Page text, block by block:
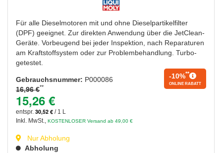
Für alle Dieselmotoren mit und ohne Dieselpartikelfilter
(DPF) geeignet. Zur direkten Anwendung über die JetClean-
Geräte. Vorbeugend bei jeder Inspektion, nach Reparaturen
am Kraftstoffsystem oder zur Problembehandlung. Turbo-
getestet.
Gebrauchsnummer: P000086
16,96 €**
-10%**
ONLINE RABATT
15,26 €
entspr. 30,52 € / 1 L
Inkl. MwSt.
KOSTENLOSER Versand ab 49,00 €
Nur Abholung
Abholung